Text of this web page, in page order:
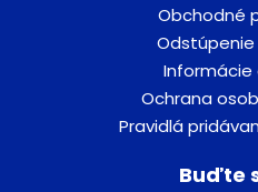
Obchodné
Informácie
Ochrana
Pravidlá
Buďte